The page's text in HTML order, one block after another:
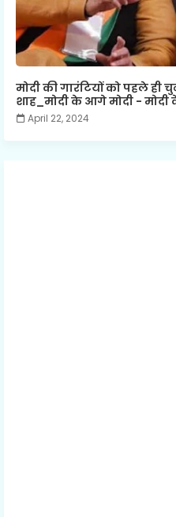
मोदी की गारंटियों को पहले ही
शाह_मोदी के आगे मोदी - मोदी
April 22, 2024